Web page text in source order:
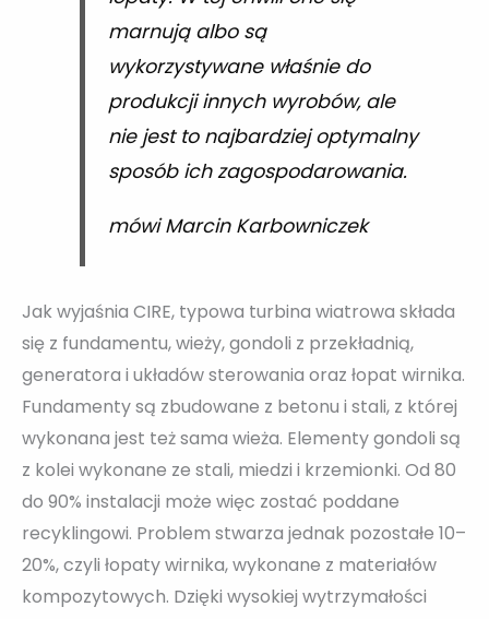
marnują albo są
wykorzystywane właśnie do
produkcji innych wyrobów, ale
nie jest to najbardziej optymalny
sposób ich zagospodarowania.
mówi Marcin Karbowniczek
Jak wyjaśnia CIRE, typowa turbina wiatrowa składa
się z fundamentu, wieży, gondoli z przekładnią,
generatora i układów sterowania oraz łopat wirnika.
Fundamenty są zbudowane z betonu i stali, z której
wykonana jest też sama wieża. Elementy gondoli są
z kolei wykonane ze stali, miedzi i krzemionki. Od 80
do 90% instalacji może więc zostać poddane
recyklingowi. Problem stwarza jednak pozostałe 10–
20%, czyli łopaty wirnika, wykonane z materiałów
kompozytowych. Dzięki wysokiej wytrzymałości